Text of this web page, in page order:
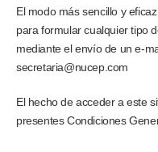
El modo más sencillo y
para formular cualquier tipo
mediante el envío de un e-
secretaria@nucep.com
El hecho de acceder a este
presentes Condiciones